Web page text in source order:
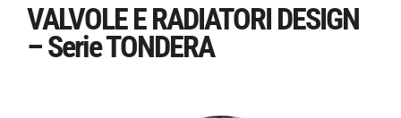
VALVOLE E RADIATORI DESIGN
– Serie TONDERA